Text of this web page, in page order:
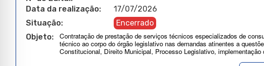
Data da realização:
17/07/2026
Situação:
Encerrado
Objeto:
Contratação de prestação de serviços técnicos especializados de
técnico ao corpo do órgão legislativo nas demandas atinentes a
Constitucional, Direito Municipal, Processo Legislativo,